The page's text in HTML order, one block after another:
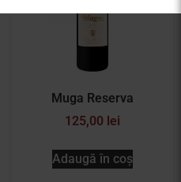
Muga Reserva
125,00 lei
Adaugă în coș